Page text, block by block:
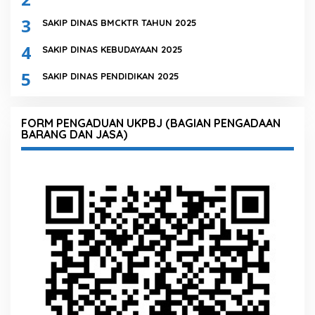
3 SAKIP DINAS BMCKTR TAHUN 2025
4 SAKIP DINAS KEBUDAYAAN 2025
5 SAKIP DINAS PENDIDIKAN 2025
FORM PENGADUAN UKPBJ (BAGIAN PENGADAAN
BARANG DAN JASA)